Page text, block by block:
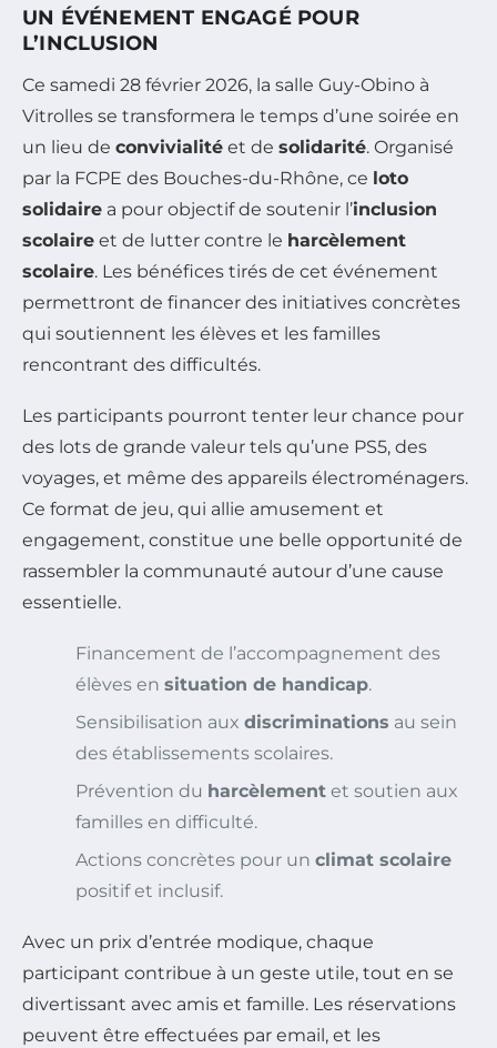
UN ÉVÉNEMENT ENGAGÉ POUR
L’INCLUSION
Ce samedi 28 février 2026, la salle Guy-Obino à
Vitrolles se transformera le temps d’une soirée en
un lieu de convivialité et de solidarité. Organisé
par la FCPE des Bouches-du-Rhône, ce loto
solidaire a pour objectif de soutenir l’inclusion
scolaire et de lutter contre le harcèlement
scolaire. Les bénéfices tirés de cet événement
permettront de financer des initiatives concrètes
qui soutiennent les élèves et les familles
rencontrant des difficultés.
Les participants pourront tenter leur chance pour
des lots de grande valeur tels qu’une PS5, des
voyages, et même des appareils électroménagers.
Ce format de jeu, qui allie amusement et
engagement, constitue une belle opportunité de
rassembler la communauté autour d’une cause
essentielle.
Financement de l’accompagnement des
élèves en situation de handicap.
Sensibilisation aux discriminations au sein
des établissements scolaires.
Prévention du harcèlement et soutien aux
familles en difficulté.
Actions concrètes pour un climat scolaire
positif et inclusif.
Avec un prix d’entrée modique, chaque
participant contribue à un geste utile, tout en se
divertissant avec amis et famille. Les réservations
peuvent être effectuées par email, et les